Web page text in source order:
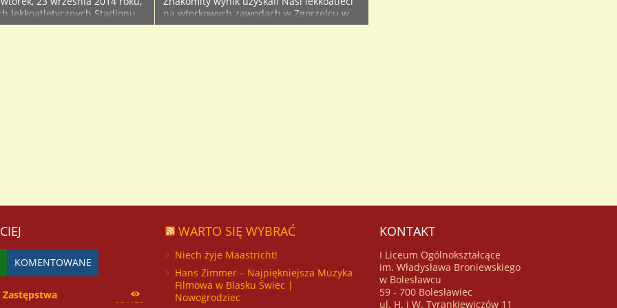
lekkoatletycznych Stadionu
męska reprezentacja Naszej
na wtorkowych zawodach w Zgorzelcu w
ramach Dolnośląskiej Ligi
KOMENTOWANE
Zastępstwa
254170
WARTO SIĘ WYBRAĆ
Niech żyje Maastricht!
Hans Zimmer – Najpiękniejsza Muzyka
Filmowa w Blasku Świec |
Nowogrodziec
KONTAKT
I Liceum Ogólnokształcące
im. Władysława Broniewskiego
w Bolesławcu
59 - 700 Bolesławiec
ul. H. i W. Tyrankiewiczów 11